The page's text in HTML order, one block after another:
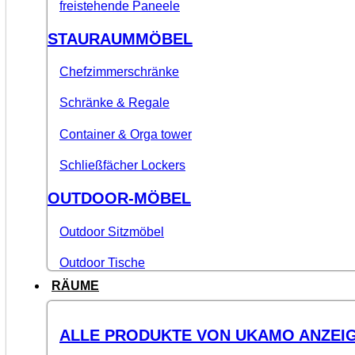
freistehende Paneele
STAURAUMMÖBEL
Chefzimmerschränke
Schränke & Regale
Container & Orga tower
Schließfächer Lockers
OUTDOOR-MÖBEL
Outdoor Sitzmöbel
Outdoor Tische
RÄUME
ALLE PRODUKTE VON UKAMO